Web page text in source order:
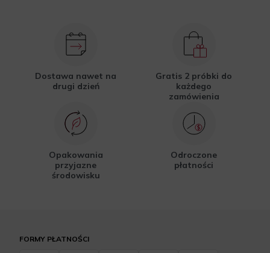
Dostawa nawet na
drugi dzień
Gratis 2 próbki do
każdego
zamówienia
Opakowania
przyjazne
środowisku
Odroczone
płatności
FORMY PŁATNOŚCI